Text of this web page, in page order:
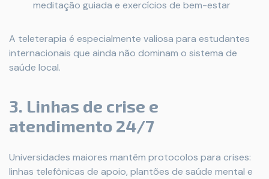
meditação guiada e exercícios de bem-estar
A teleterapia é especialmente valiosa para estudantes
internacionais que ainda não dominam o sistema de
saúde local.
3. Linhas de crise e
atendimento 24/7
Universidades maiores mantêm protocolos para crises:
linhas telefônicas de apoio, plantões de saúde mental e